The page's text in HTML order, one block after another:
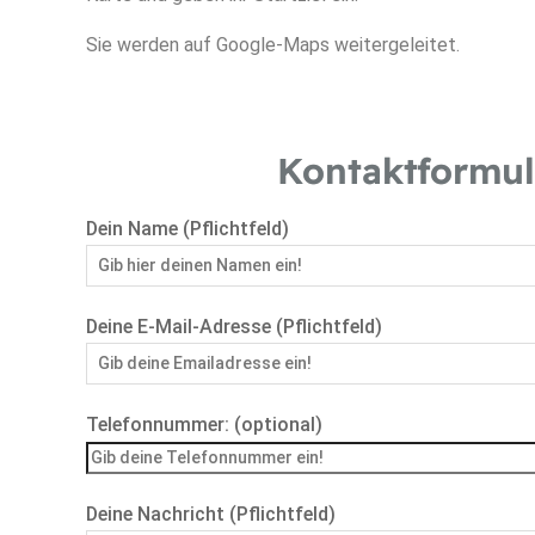
Sie werden auf Google-Maps weitergeleitet.
Dein Name (Pflichtfeld)
Deine E-Mail-Adresse (Pflichtfeld)
Telefonnummer: (optional)
Deine Nachricht (Pflichtfeld)